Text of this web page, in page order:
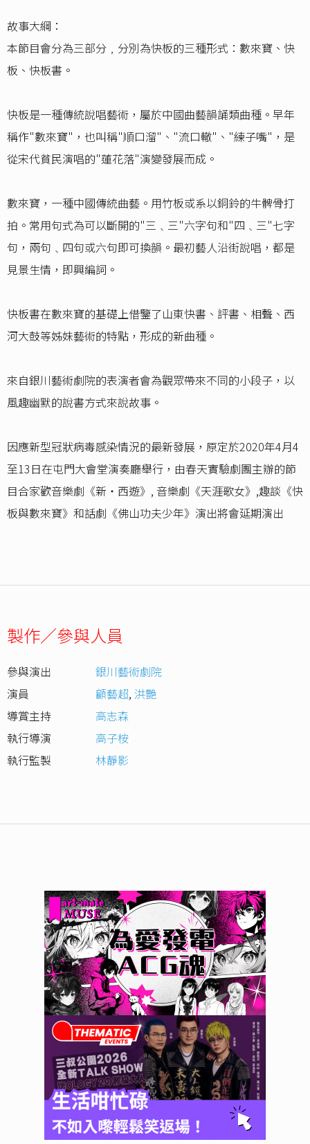
故事大綱：
本節目會分為三部分﹐分別為快板的三種形式：數來寶、快
板、快板書。
快板是一種傳統說唱藝術，屬於中國曲藝韻誦類曲種。早年
稱作"數來寶"，也叫稱"順口溜"、"流口轍"、"練子嘴"，是
從宋代貧民演唱的"蓮花落"演變發展而成。
數來寶，一種中國傳統曲藝。用竹板或系以銅鈴的牛髀骨打
拍。常用句式為可以斷開的"三﹑三"六字句和"四﹑三"七字
句，兩句﹑四句或六句即可換韻。最初藝人沿街說唱，都是
見景生情，即興編詞。
快板書在數來寶的基礎上借鑒了山東快書、評書、相聲、西
河大鼓等姊妹藝術的特點，形成的新曲種。
來自銀川藝術劇院的表演者會為觀眾帶來不同的小段子，以
風趣幽默的說書方式來說故事。
因應新型冠狀病毒感染情況的最新發展，原定於2020年4月4
至13日在屯門大會堂演奏廳舉行，由春天實驗劇團主辦的節
目合家歡音樂劇《新‧西遊》, 音樂劇《天涯歌女》,趣談《快
板與數來寶》和話劇《佛山功夫少年》演出將會延期演出
製作／參與人員
參與演出
銀川藝術劇院
演員
顧藝超,洪艷
導賞主持
高志森
執行導演
高子桉
執行監製
林靜影